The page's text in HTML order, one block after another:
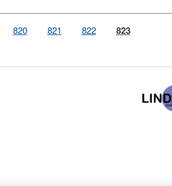
Page
820 Page
821 Page
822 Page
823